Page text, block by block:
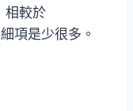
相較於
項是少很多。